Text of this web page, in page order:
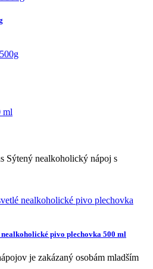
Sýtený nealkoholický nápoj s
pivo plechovka 500 ml
je zakázaný osobám mladším